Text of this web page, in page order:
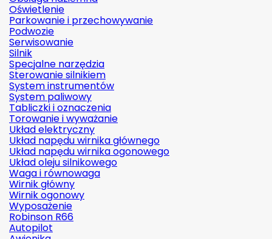
Oświetlenie
Parkowanie i przechowywanie
Podwozie
Serwisowanie
Silnik
Specjalne narzędzia
Sterowanie silnikiem
System instrumentów
System paliwowy
Tabliczki i oznaczenia
Torowanie i wyważanie
Układ elektryczny
Układ napędu wirnika głównego
Układ napędu wirnika ogonowego
Układ oleju silnikowego
Waga i równowaga
Wirnik główny
Wirnik ogonowy
Wyposażenie
Robinson R66
Autopilot